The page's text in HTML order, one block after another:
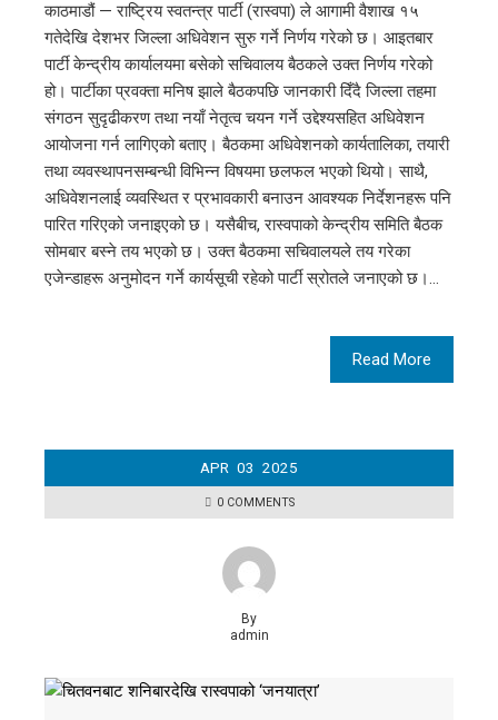
काठमाडौं — राष्ट्रिय स्वतन्त्र पार्टी (रास्वपा) ले आगामी वैशाख १५
गतेदेखि देशभर जिल्ला अधिवेशन सुरु गर्ने निर्णय गरेको छ। आइतबार
पार्टी केन्द्रीय कार्यालयमा बसेको सचिवालय बैठकले उक्त निर्णय गरेको
हो। पार्टीका प्रवक्ता मनिष झाले बैठकपछि जानकारी दिँदै जिल्ला तहमा
संगठन सुदृढीकरण तथा नयाँ नेतृत्व चयन गर्ने उद्देश्यसहित अधिवेशन
आयोजना गर्न लागिएको बताए। बैठकमा अधिवेशनको कार्यतालिका, तयारी
तथा व्यवस्थापनसम्बन्धी विभिन्न विषयमा छलफल भएको थियो। साथै,
अधिवेशनलाई व्यवस्थित र प्रभावकारी बनाउन आवश्यक निर्देशनहरू पनि
पारित गरिएको जनाइएको छ। यसैबीच, रास्वपाको केन्द्रीय समिति बैठक
सोमबार बस्ने तय भएको छ। उक्त बैठकमा सचिवालयले तय गरेका
एजेन्डाहरू अनुमोदन गर्ने कार्यसूची रहेको पार्टी स्रोतले जनाएको छ।…
Read More
APR 03 2025
0 COMMENTS
By
admin